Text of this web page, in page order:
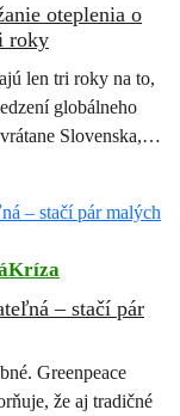
oteplenia o
roky
len tri roky na to,
globálneho
Slovenska,
– stačí pár
Greenpeace
že aj tradičné